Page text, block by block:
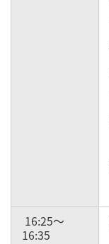
16:25～
16:35